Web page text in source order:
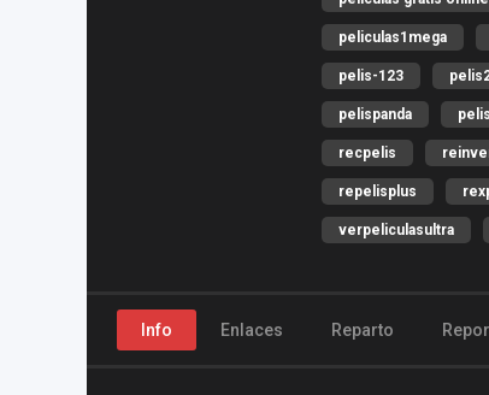
peliculas1mega
pelis-123
pelispanda
recpelis
repelisplus
verpeliculasultra
Info Enlaces Reparto